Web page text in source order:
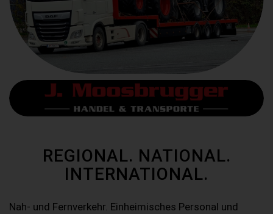
REGIONAL. NATIONAL.
INTERNATIONAL.
Nah- und Fernverkehr. Einheimisches Personal und